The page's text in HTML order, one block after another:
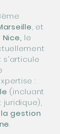
, et
Nice, le
s'articule
:
(incluant
la gestion
.